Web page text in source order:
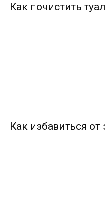
Как почистить
Как избавиться от